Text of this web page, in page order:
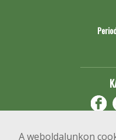
A weboldalunkon